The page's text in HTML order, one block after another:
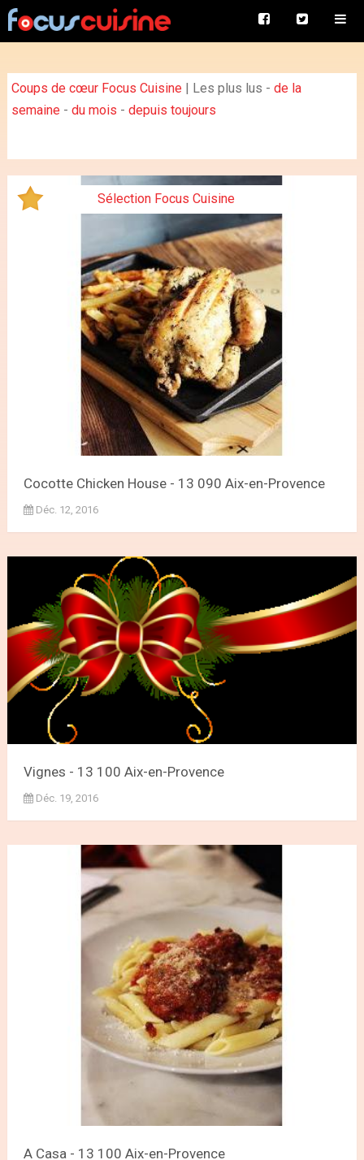
Coups de cœur Focus Cuisine| Les plus lus - de la
semaine - du mois - depuis toujours
Sélection Focus Cuisine
Cocotte Chicken House - 13 090 Aix-en-Provence
Déc. 12, 2016
Vignes - 13 100 Aix-en-Provence
Déc. 19, 2016
A Casa - 13 100 Aix-en-Provence